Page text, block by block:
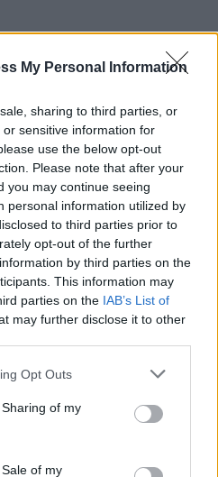
My Personal Information
sharing to third parties, or
sensitive information for
use the below opt-out
Please note that after your
you may continue seeing
personal information utilized by
to third parties prior to
opt-out of the further
by third parties on the
This information may
parties on the IAB’s List of
may further disclose it to other
app uses one or more Google
behaviour. You may click to
and its third-party tags to
purposes in below Google
Opt Outs
of my
of my